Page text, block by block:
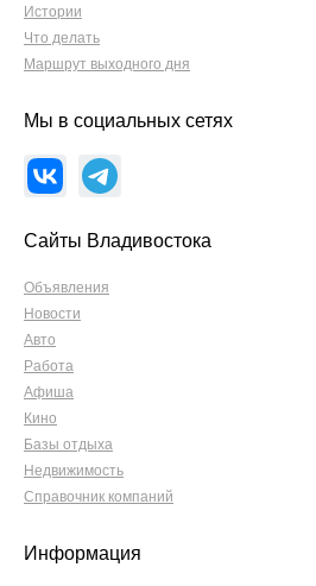
Истории
Что делать
Маршрут выходного дня
Мы в социальных сетях
Сайты Владивостока
Объявления
Новости
Авто
Работа
Афиша
Кино
Базы отдыха
Недвижимость
Справочник компаний
Информация